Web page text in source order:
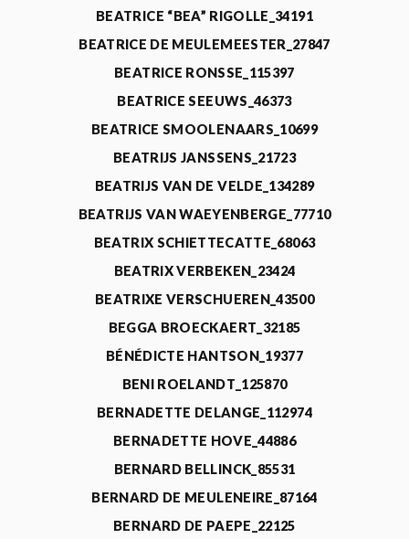
BEATRICE “BEA” RIGOLLE_34191
BEATRICE DE MEULEMEESTER_27847
BEATRICE RONSSE_115397
BEATRICE SEEUWS_46373
BEATRICE SMOOLENAARS_10699
BEATRIJS JANSSENS_21723
BEATRIJS VAN DE VELDE_134289
BEATRIJS VAN WAEYENBERGE_77710
BEATRIX SCHIETTECATTE_68063
BEATRIX VERBEKEN_23424
BEATRIXE VERSCHUEREN_43500
BEGGA BROECKAERT_32185
BÉNÉDICTE HANTSON_19377
BENI ROELANDT_125870
BERNADETTE DELANGE_112974
BERNADETTE HOVE_44886
BERNARD BELLINCK_85531
BERNARD DE MEULENEIRE_87164
BERNARD DE PAEPE_22125